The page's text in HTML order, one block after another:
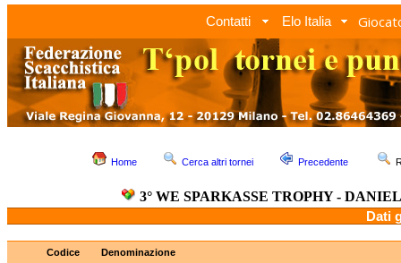
Contatti Elo Italia
Home Cerca altri tornei Precedente
3° WE SPARKASSE TROPHY -
Dati
Codice
Denominazione